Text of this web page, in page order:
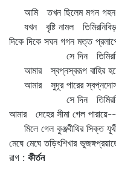
আমি তখন ছিলেম মগন গহন
যখন বৃষ্টি নামল
দিকে দিকে সঘন গগন মত্ত
সে দিন
আমার স্বপ্নস্বরূপ বাহির
আমার সুদূর পারের
সে দিন
আমার দেহের সীমা গেল পারায়ে--
মিলে গেল কুঞ্জবীথির সিক্ত
মেঘে মেঘে তড়িৎশিখার
রাগ : কীর্তন